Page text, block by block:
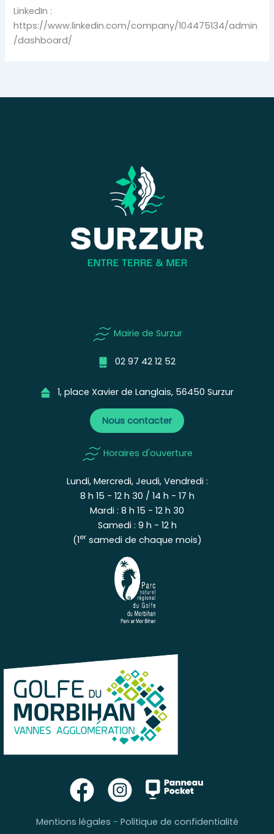
LinkedIn :
https://www.linkedin.com/company/104475134/admin
/dashboard/
Mairie de Surzur
02 97 42 12 52
1, place Xavier de Langlais, 56450 Surzur
Nous contacter
Horaires d'ouverture
Lundi, Mercredi, Jeudi, Vendredi :
8 h 15 - 12 h 30 / 14 h - 17 h
Mardi : 8 h 15 - 12 h 30
Samedi : 9 h - 12 h
(1ersamedi de chaque mois)
Mentions légales - Politique de confidentialité